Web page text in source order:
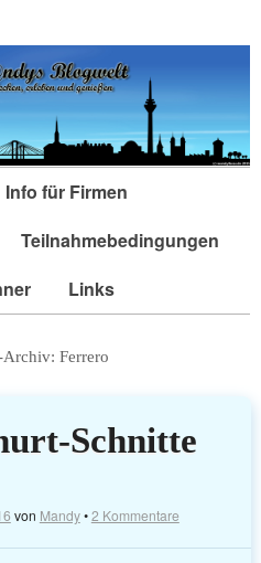
Info für Firmen
Teilnahmebedingungen
Links
Archiv: Ferrero
Schnitte
von Mandy•2 Kommentare